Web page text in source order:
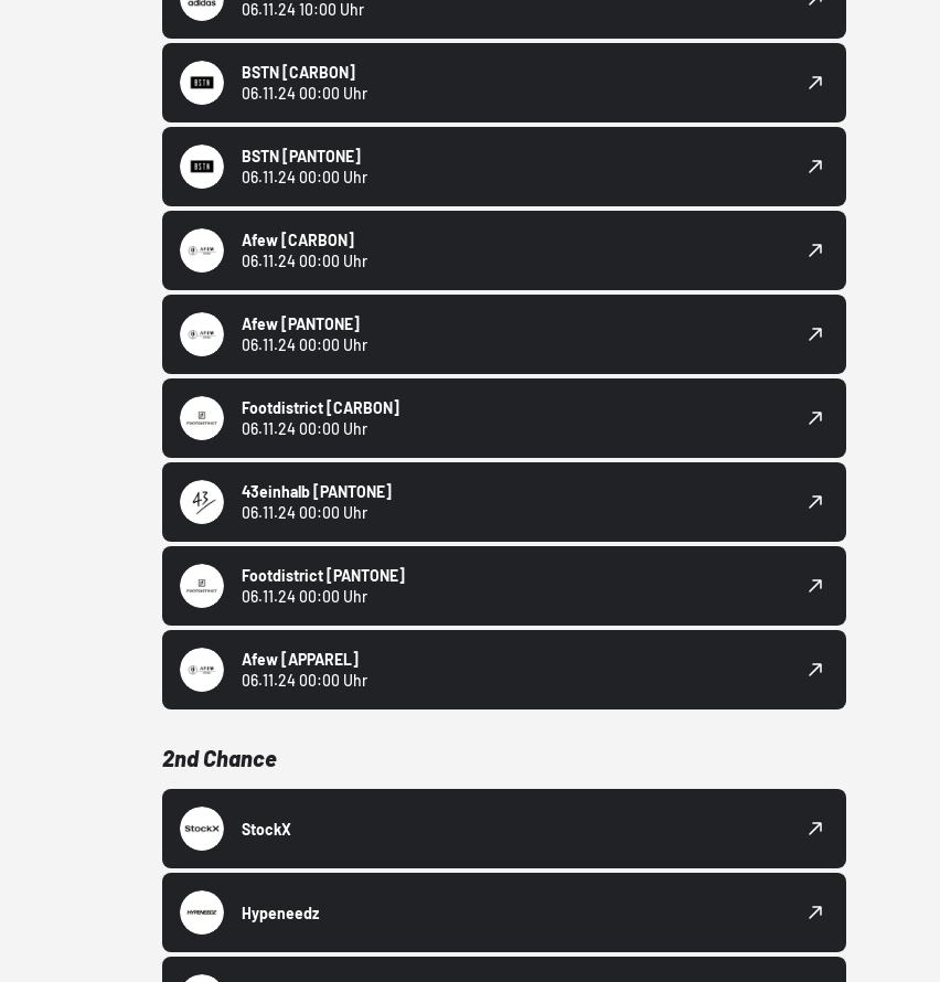
06.11.24 10:00 Uhr
BSTN [CARBON]
06.11.24 00:00 Uhr
BSTN [PANTONE]
06.11.24 00:00 Uhr
Afew [CARBON]
06.11.24 00:00 Uhr
Afew [PANTONE]
06.11.24 00:00 Uhr
Footdistrict [CARBON]
06.11.24 00:00 Uhr
43einhalb [PANTONE]
06.11.24 00:00 Uhr
Footdistrict [PANTONE]
06.11.24 00:00 Uhr
Afew [APPAREL]
06.11.24 00:00 Uhr
2nd Chance
StockX
Hypeneedz